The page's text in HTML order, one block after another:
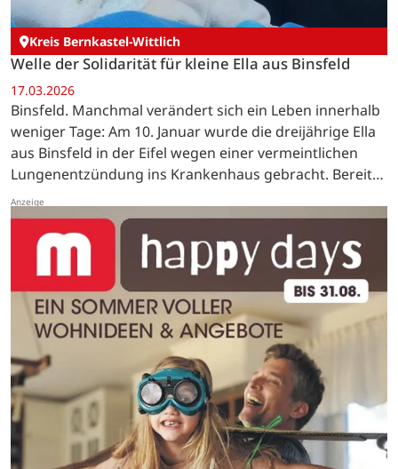
Kreis Bernkastel-Wittlich
Welle der Solidarität für kleine Ella aus Binsfeld
17.03.2026
Binsfeld. Manchmal verändert sich ein Leben innerhalb
weniger Tage: Am 10. Januar wurde die dreijährige Ella
aus Binsfeld in der Eifel wegen einer vermeintlichen
Lungenentzündung ins Krankenhaus gebracht. Bereits
einen Tag später verschlechterte sich ihr Zustand…